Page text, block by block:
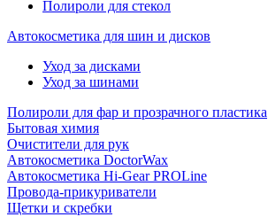
Полироли для стекол
Автокосметика для шин и дисков
Уход за дисками
Уход за шинами
Полироли для фар и прозрачного пластика
Бытовая химия
Очистители для рук
Автокосметика DoctorWax
Автокосметика Hi-Gear PROLine
Провода-прикуриватели
Щетки и скребки